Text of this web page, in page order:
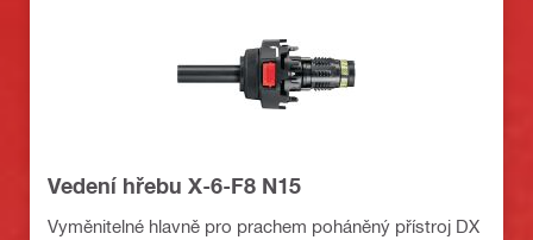
Vedení hřebu X-6-F8 N15
Vyměnitelné hlavně pro prachem poháněný přístroj DX